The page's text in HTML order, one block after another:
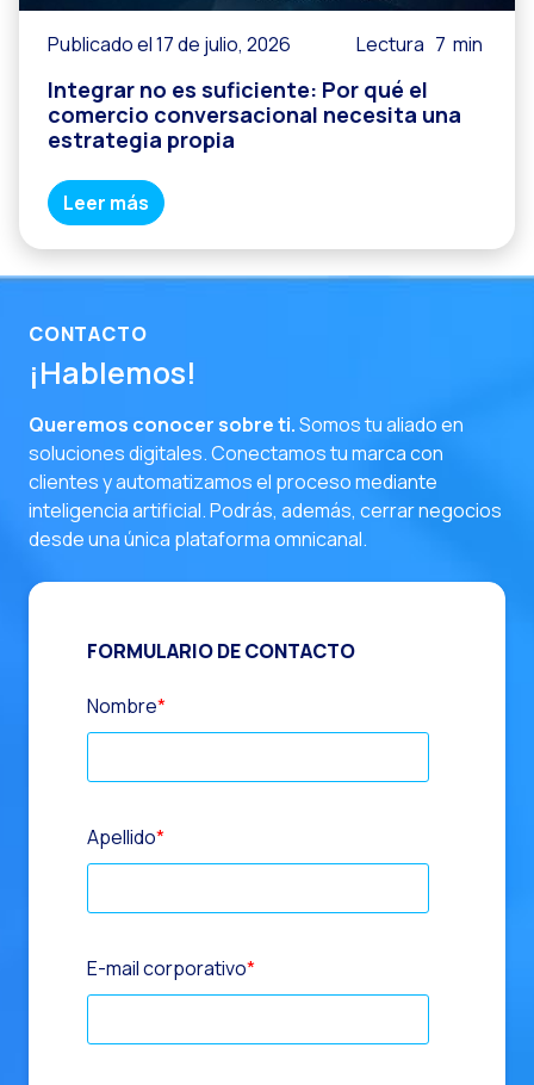
Publicado el 17 de julio, 2026 Lectura 7 min
Integrar no es suficiente: Por qué el
comercio conversacional necesita una
estrategia propia
Leer más
CONTACTO
¡Hablemos!
Queremos conocer sobre ti.Somos tu aliado en
soluciones digitales. Conectamos tu marca con
clientes y automatizamos el proceso mediante
inteligencia artificial. Podrás, además, cerrar negocios
desde una única plataforma omnicanal.
FORMULARIO DE CONTACTO
Nombre*
Apellido*
E-mail corporativo*